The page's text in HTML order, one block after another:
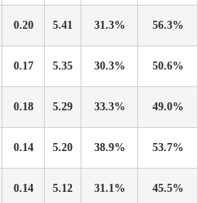
0.20 5.41 31.3% 56.3%
0.17 5.35 30.3% 50.6%
0.18 5.29 33.3% 49.0%
0.14 5.20 38.9% 53.7%
0.14 5.12 31.1% 45.5%